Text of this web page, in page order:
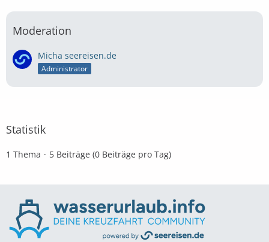
Moderation
Micha seereisen.de
Administrator
Statistik
1 Thema 5 Beiträge (0 Beiträge pro Tag)